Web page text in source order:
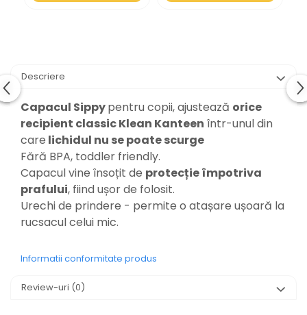
Descriere
Capacul Sippypentru copii, ajustează orice
recipient classic Klean Kanteen într-unul din
care lichidul nu se poate scurge
Fără BPA, toddler friendly.
Capacul vine însoțit de protecție împotriva
prafului, fiind ușor de folosit.
Urechi de prindere - permite o atașare ușoară la
rucsacul celui mic.
Informatii conformitate produs
Review-uri (0)